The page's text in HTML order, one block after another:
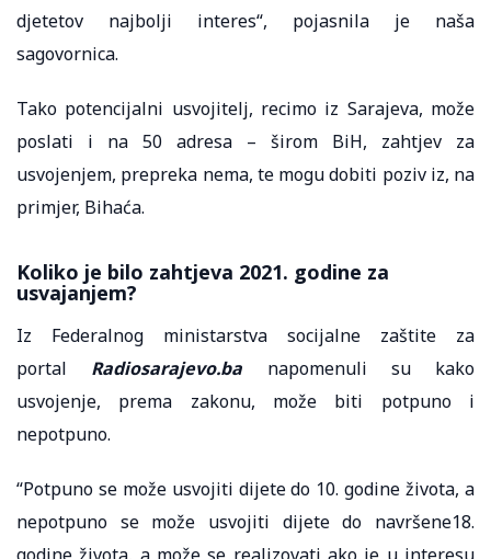
djetetov najbolji interes“, pojasnila je naša
sagovornica.
Tako potencijalni usvojitelj, recimo iz Sarajeva, može
poslati i na 50 adresa – širom BiH, zahtjev za
usvojenjem, prepreka nema, te mogu dobiti poziv iz, na
primjer, Bihaća.
Koliko je bilo zahtjeva 2021. godine za
usvajanjem?
Iz Federalnog ministarstva socijalne zaštite za
portal Radiosarajevo.ba napomenuli su kako
usvojenje, prema zakonu, može biti potpuno i
nepotpuno.
“Potpuno se može usvojiti dijete do 10. godine života, a
nepotpuno se može usvojiti dijete do navršene18.